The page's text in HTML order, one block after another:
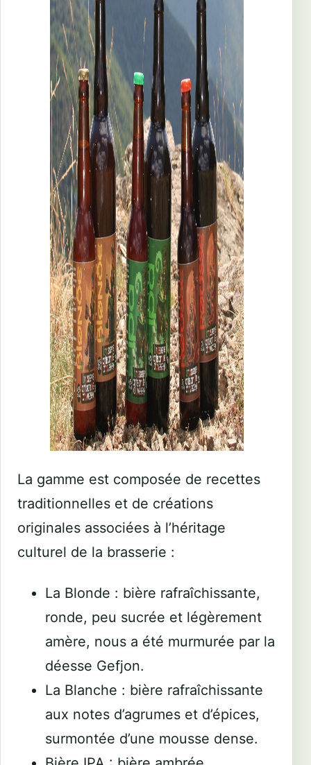
La gamme est composée de recettes
traditionnelles et de créations
originales associées à l’héritage
culturel de la brasserie :
La Blonde : bière rafraîchissante,
ronde, peu sucrée et légèrement
amère, nous a été murmurée par la
déesse Gefjon.
La Blanche : bière rafraîchissante
aux notes d’agrumes et d’épices,
surmontée d’une mousse dense.